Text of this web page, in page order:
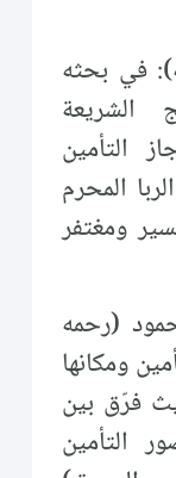
في بحثه
الشريعة
أجاز التأمين
المحرم
ومغتفر
(رحمه
ومكانها
(1969)، حيث فرّق بين
التأمين